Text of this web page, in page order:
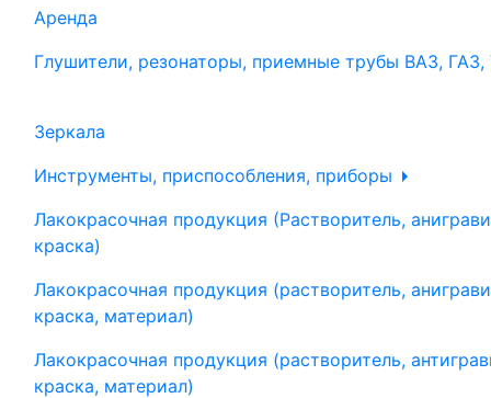
Аренда
Глушители, резонаторы, приемные трубы ВАЗ, ГАЗ,
Зеркала
Инструменты, приспособления, приборы
Лакокрасочная продукция (Растворитель,
краска)
Лакокрасочная продукция (растворитель,
краска, материал)
Лакокрасочная продукция (растворитель,
краска, материал)